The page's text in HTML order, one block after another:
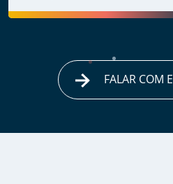
FALAR COM